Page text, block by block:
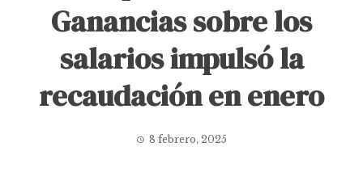
Ganancias sobre los
salarios impulsó la
recaudación en enero
8 febrero, 2025